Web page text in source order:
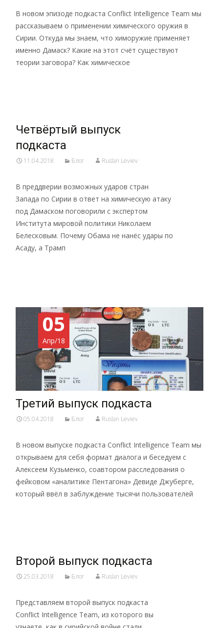
В новом эпизоде подкаста Conflict Intelligence Team мы
рассказываем о применении химического оружия в
Сирии. Откуда мы знаем, что химоружие применяет
именно Дамаск? Какие на этот счёт существуют
теории заговора? Как химическое
Четвёртый выпуск
подкаста
11.04.2018 Блог Ruslan Leviev
В преддверии возможных ударов стран
Запада по Сирии в ответ на химическую атаку
под Дамаском поговорили с экспертом
Института мировой политики Николаем
Белесковым. Почему Обама не нанёс удары по
Асаду, а Трамп
05
Апр/18
Третий выпуск подкаста
05.04.2018 Блог Ruslan Leviev
В новом выпуске подкаста Conflict Intelligence Team мы
открываем для себя формат диалога и беседуем с
Алексеем Кузьменко, соавтором расследования о
фейковом «аналитике Пентагона» Девиде Джуберге,
который ввёл в заблуждение тысячи пользователей
Второй выпуск подкаста
25.03.2018 Блог Ruslan Leviev
Представляем второй выпуск подкаста
Conflict Intelligence Team, из которого вы